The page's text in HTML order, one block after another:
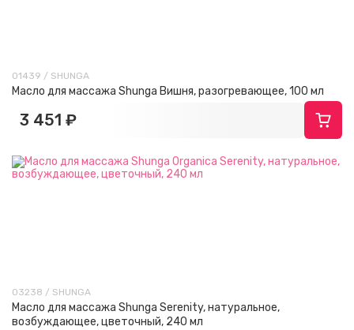
01439 / SHUNGA
Масло для массажа Shunga Вишня, разогревающее, 100 мл
3 451 ₽
03238 / SHUNGA
Масло для массажа Shunga Serenity, натуральное,
возбуждающее, цветочный, 240 мл